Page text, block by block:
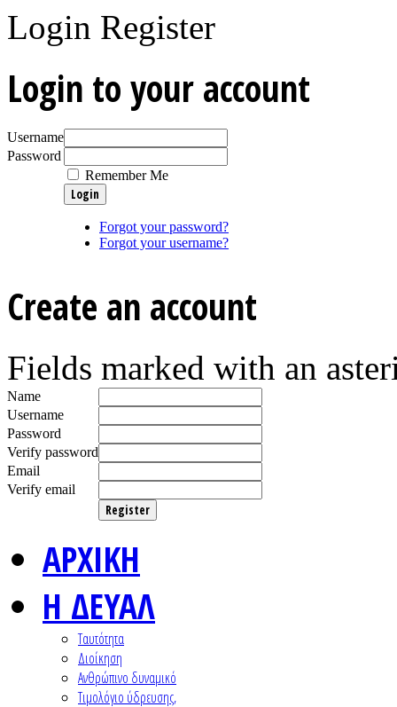
Login Register
Login to your account
Username
Password
Remember Me
Forgot your password?
Forgot your username?
Create an account
Fields marked with an
Name
Username
Password
Verify password
Email
Verify email
Register
ΑΡΧΙΚΗ
Η ΔΕΥΑΛ
Ταυτότητα
Διοίκηση
Ανθρώπινο δυναμικό
Τιμολόγιο ύδρευσης,